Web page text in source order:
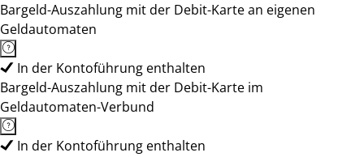
Bargeld-Auszahlung mit der Debit-Karte an eigenen
Geldautomaten
In der Kontoführung enthalten
Bargeld-Auszahlung mit der Debit-Karte im
Geldautomaten-Verbund
In der Kontoführung enthalten